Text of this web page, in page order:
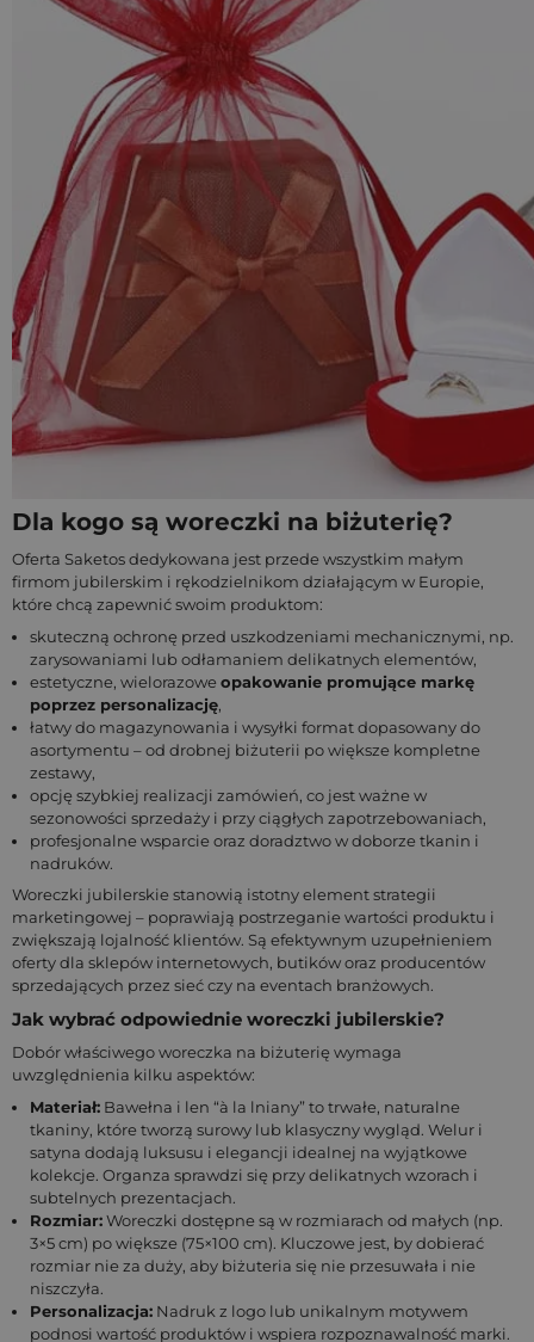
Dla kogo są woreczki na biżuterię?
Oferta Saketos dedykowana jest przede wszystkim małym
firmom jubilerskim i rękodzielnikom działającym w Europie,
które chcą zapewnić swoim produktom:
skuteczną ochronę przed uszkodzeniami mechanicznymi, np.
zarysowaniami lub odłamaniem delikatnych elementów,
estetyczne, wielorazowe opakowanie promujące markę
poprzez personalizację,
łatwy do magazynowania i wysyłki format dopasowany do
asortymentu – od drobnej biżuterii po większe kompletne
zestawy,
opcję szybkiej realizacji zamówień, co jest ważne w
sezonowości sprzedaży i przy ciągłych zapotrzebowaniach,
profesjonalne wsparcie oraz doradztwo w doborze tkanin i
nadruków.
Woreczki jubilerskie stanowią istotny element strategii
marketingowej – poprawiają postrzeganie wartości produktu i
zwiększają lojalność klientów. Są efektywnym uzupełnieniem
oferty dla sklepów internetowych, butików oraz producentów
sprzedających przez sieć czy na eventach branżowych.
Jak wybrać odpowiednie woreczki jubilerskie?
Dobór właściwego woreczka na biżuterię wymaga
uwzględnienia kilku aspektów:
Materiał: Bawełna i len “à la lniany” to trwałe, naturalne
tkaniny, które tworzą surowy lub klasyczny wygląd. Welur i
satyna dodają luksusu i elegancji idealnej na wyjątkowe
kolekcje. Organza sprawdzi się przy delikatnych wzorach i
subtelnych prezentacjach.
Rozmiar:Woreczki dostępne są w rozmiarach od małych (np.
3×5 cm) po większe (75×100 cm). Kluczowe jest, by dobierać
rozmiar nie za duży, aby biżuteria się nie przesuwała i nie
niszczyła.
Personalizacja: Nadruk z logo lub unikalnym motywem
podnosi wartość produktów i wspiera rozpoznawalność marki.